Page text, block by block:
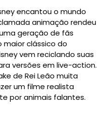
encantou o mundo
animação rendeu
geração de fãs
clássico do
vem reciclando suas
versões em live-action.
de Rei Leão muita
um filme realista
por animais falantes.